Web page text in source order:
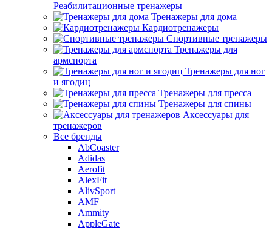
Реабилитационные тренажеры
Тренажеры для дома
Кардиотренажеры
Спортивные тренажеры
Тренажеры для
армспорта
Тренажеры для ног
и ягодиц
Тренажеры для пресса
Тренажеры для спины
Аксессуары для
тренажеров
Все бренды
AbCoaster
Adidas
Aerofit
AlexFit
AlivSport
AMF
Ammity
AppleGate